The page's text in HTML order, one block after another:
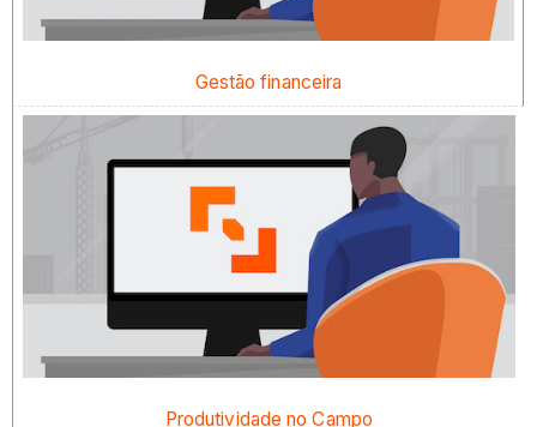
Gestão financeira
Produtividade no Campo